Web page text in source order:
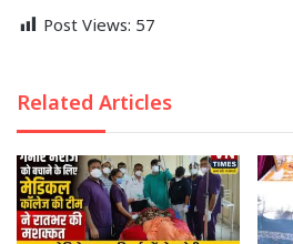
Post Views: 57
Related Articles